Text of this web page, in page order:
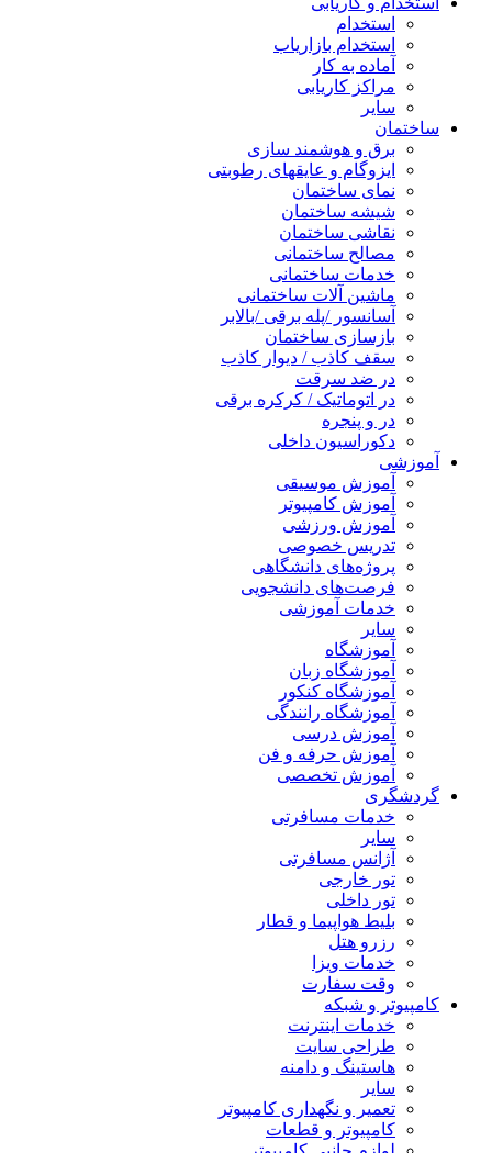
استخدام
استخدام بازاریاب
آماده به کار
مراکز کاریابی
سایر
ساختمان
برق و هوشمند سازی
ایزوگام و عایقهای رطوبتی
نمای ساختمان
شیشه ساختمان
نقاشی ساختمان
مصالح ساختمانی
خدمات ساختمانی
ماشین آلات ساختمانی
آسانسور /پله برقی /بالابر
بازسازی ساختمان
سقف کاذب / دیوار کاذب
در ضد سرقت
در اتوماتیک / کرکره برقی
در و پنجره
دکوراسیون داخلی
آموزشی
آموزش موسیقی
آموزش کامپیوتر
آموزش ورزشی
تدریس خصوصی
پروژه‌های دانشگاهی
فرصت‌های دانشجویی
خدمات آموزشی
سایر
آموزشگاه
آموزشگاه زبان
آموزشگاه کنکور
آموزشگاه رانندگی
آموزش درسی
آموزش حرفه و فن
آموزش تخصصی
گردشگری
خدمات مسافرتی
سایر
آژانس مسافرتی
تور خارجی
تور داخلی
بلیط هواپیما و قطار
رزرو هتل
خدمات ویزا
وقت سفارت
کامپیوتر و شبکه
خدمات اینترنت
طراحی سایت
هاستینگ و دامنه
سایر
تعمیر و نگهداری کامپیوتر
کامپیوتر و قطعات